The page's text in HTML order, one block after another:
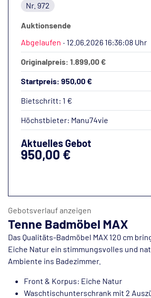
Nr. 972
Auktionsende
Abgelaufen · 12.06.2026 16:36:08 Uhr
Originalpreis: 1.899,00 €
Startpreis: 950,00 €
Bietschritt: 1 €
Höchstbieter: Manu74vie
Aktuelles Gebot
950,00 €
Gebotsverlauf anzeigen
Tenne Badmöbel MAX
Das Qualitäts-Badmöbel MAX 120 cm
Eiche Natur ein stimmungsvolles und
Ambiente ins Badezimmer.
Front & Korpus: Eiche Natur
Waschtischunterschrank mit 2